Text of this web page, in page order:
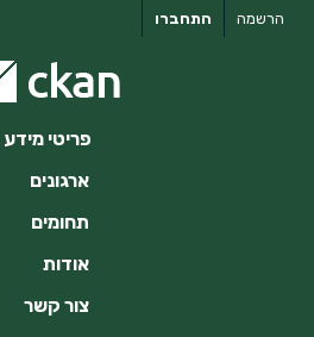
התחברו הרשמה
פריטי מידע
ארגונים
תחומים
אודות
צור קשר